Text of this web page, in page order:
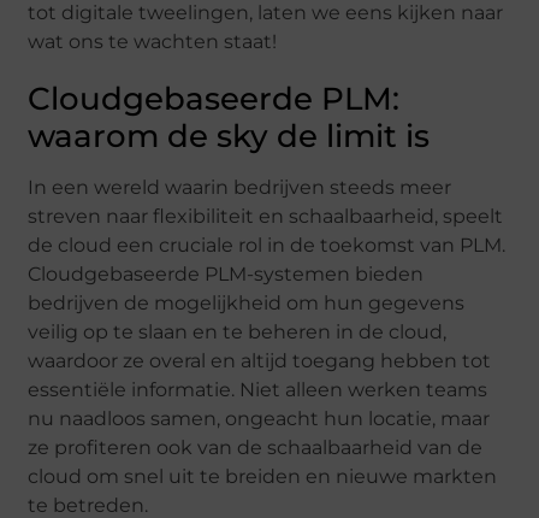
tot digitale tweelingen, laten we eens kijken naar
wat ons te wachten staat!
Cloudgebaseerde PLM:
waarom de sky de limit is
In een wereld waarin bedrijven steeds meer
streven naar flexibiliteit en schaalbaarheid, speelt
de cloud een cruciale rol in de toekomst van PLM.
Cloudgebaseerde PLM-systemen bieden
bedrijven de mogelijkheid om hun gegevens
veilig op te slaan en te beheren in de cloud,
waardoor ze overal en altijd toegang hebben tot
essentiële informatie. Niet alleen werken teams
nu naadloos samen, ongeacht hun locatie, maar
ze profiteren ook van de schaalbaarheid van de
cloud om snel uit te breiden en nieuwe markten
te betreden.